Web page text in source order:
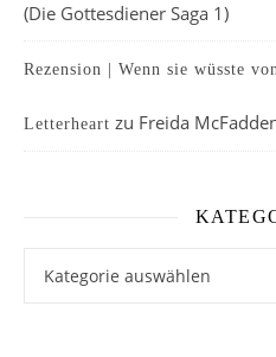
(Die Gottesdiener Saga 1)
Rezension | Wenn sie wüsste
Letterheart zu Freida